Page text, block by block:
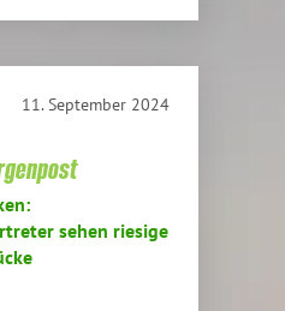
11. September 2024
sehen riesige